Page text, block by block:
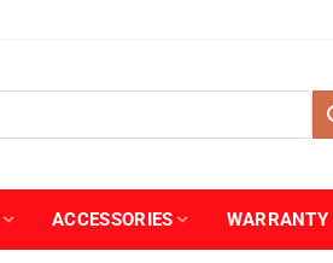
ACCESSORIES WARRANTY